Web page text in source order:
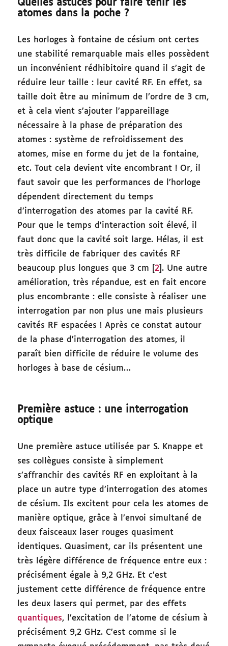
Quelles astuces pour faire tenir les
atomes dans la poche ?
Les horloges à fontaine de césium ont certes
une stabilité remarquable mais elles possèdent
un inconvénient rédhibitoire quand il s’agit de
réduire leur taille : leur cavité RF. En effet, sa
taille doit être au minimum de l’ordre de 3 cm,
et à cela vient s’ajouter l’appareillage
nécessaire à la phase de préparation des
atomes : système de refroidissement des
atomes, mise en forme du jet de la fontaine,
etc. Tout cela devient vite encombrant ! Or, il
faut savoir que les performances de l’horloge
dépendent directement du temps
d’interrogation des atomes par la cavité RF.
Pour que le temps d’interaction soit élevé, il
faut donc que la cavité soit large. Hélas, il est
très difficile de fabriquer des cavités RF
beaucoup plus longues que 3 cm [ 2 ]. Une autre
amélioration, très répandue, est en fait encore
plus encombrante : elle consiste à réaliser une
interrogation par non plus une mais plusieurs
cavités RF espacées ! Après ce constat autour
de la phase d’interrogation des atomes, il
paraît bien difficile de réduire le volume des
horloges à base de césium…
Première astuce : une interrogation
optique
Une première astuce utilisée par S. Knappe et
ses collègues consiste à simplement
s’affranchir des cavités RF en exploitant à la
place un autre type d’interrogation des atomes
de césium. Ils excitent pour cela les atomes de
manière optique, grâce à l’envoi simultané de
deux faisceaux laser rouges quasiment
identiques. Quasiment, car ils présentent une
très légère différence de fréquence entre eux :
précisément égale à 9,2 GHz. Et c’est
justement cette différence de fréquence entre
les deux lasers qui permet, par des effets
quantiques, l’excitation de l’atome de césium à
précisément 9,2 GHz. C’est comme si le